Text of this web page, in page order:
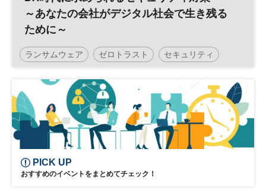
～あなたの会社がデジタル社会で生き残る
ために～
ランサムウェア ゼロトラスト セキュリティ
テレワーク サイバー攻撃 参加無料
日経メッセプレミアム・カンファレンス・シリーズ
PICK UP
おすすめのイベントをまとめてチェック！